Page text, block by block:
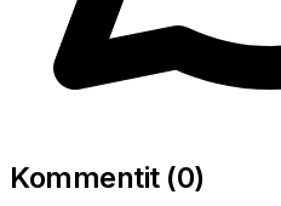
Kommentit (0)